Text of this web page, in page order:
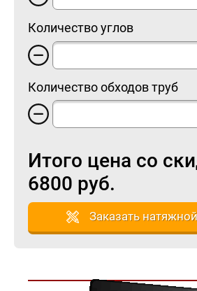
Количество углов
Количество обходов труб
Итого цена со
6800 руб.
Заказать